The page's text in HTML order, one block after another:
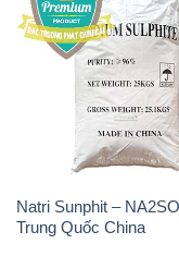
Natri Sunphit – NA2SO3
Trung Quốc China